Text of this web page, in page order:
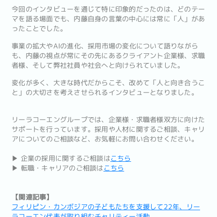
今回のインタビューを通じて特に印象的だったのは、どのテー
マを語る場面でも、内藤自身の言葉の中心には常に「人」があ
ったことでした。
事業の拡大やAIの進化、採用市場の変化について語りながら
も、内藤の視点が常にその先にあるクライアント企業様、求職
者様、そして弊社社員や社会へと向けられていました。
変化が多く、大きな時代だからこそ、改めて「人と向き合うこ
と」の大切さを考えさせられるインタビューとなりました。
リーラコーエングループでは、企業様・求職者様双方に向けた
サポートを行っています。採用や人材に関するご相談、キャリ
アについてのご相談など、お気軽にお問い合わせください。
▶ 企業の採用に関するご相談はこちら
▶ 転職・キャリアのご相談はこちら
【関連記事】
フィリピン・カンボジアの子どもたちを支援して22年、リー